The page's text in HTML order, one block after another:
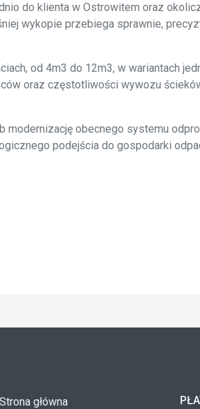
do klienta w Ostrowitem oraz
wykopie przebiega sprawnie,
od 4m3 do 12m3, w wariantach
oraz częstotliwości wywozu
obecnego systemu
podejścia do gospodarki
Strona główna